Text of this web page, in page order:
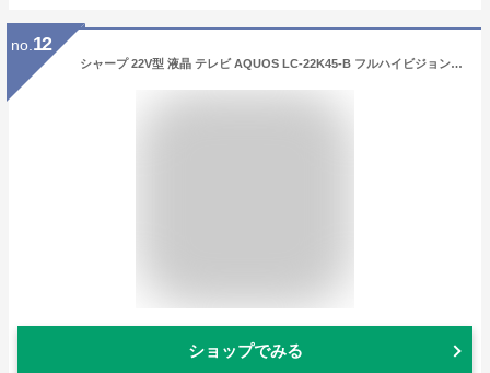
no. 12
シャープ 22V型 液晶 テレビ AQUOS LC-22K45-B フルハイビジョン 外付HDD対応(裏番組録画) ブラック
ショップでみる